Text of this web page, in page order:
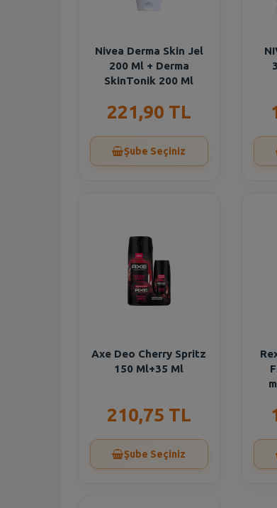
Nivea Derma Skin Jel
200 Ml + Derma
SkinTonik 200 Ml
221,90 TL
Şube Seçiniz
Axe Deo Cherry Spritz
150 Ml+35 Ml
210,75 TL
Şube Seçiniz